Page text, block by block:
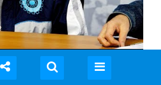
“Sindicalismo pós-reforma” na